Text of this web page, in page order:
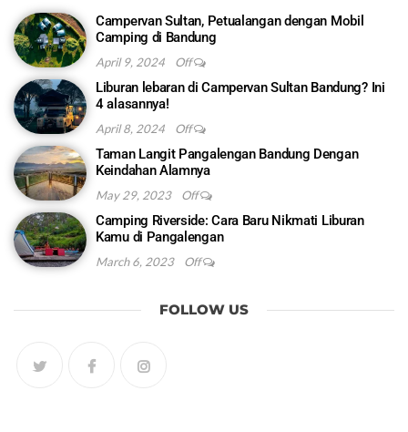
Campervan Sultan, Petualangan dengan Mobil
Camping di Bandung
April 9, 2024 Off
Liburan lebaran di Campervan Sultan Bandung? Ini
4 alasannya!
April 8, 2024 Off
Taman Langit Pangalengan Bandung Dengan
Keindahan Alamnya
May 29, 2023 Off
Camping Riverside: Cara Baru Nikmati Liburan
Kamu di Pangalengan
March 6, 2023 Off
FOLLOW US